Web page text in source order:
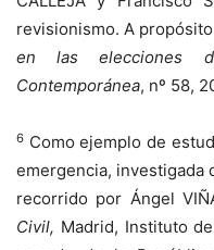
revisionismo. A
en las elecciones
Contemporánea, nº 58,
6 Como ejemplo de
emergencia, investigada
recorrido por Ángel
Civil, Madrid, Instituto